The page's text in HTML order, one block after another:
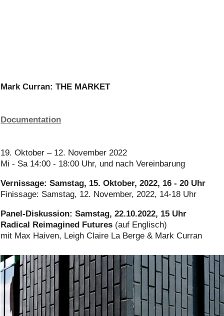
Mark Curran: THE MARKET
Documentation
19. Oktober – 12. November 2022
Mi - Sa 14:00 - 18:00 Uhr, und nach Vereinbarung
Vernissage: Samstag, 15. Oktober, 2022, 16 - 20 Uhr
Finissage: Samstag, 12. November, 2022, 14-18 Uhr
Panel-Diskussion: Samstag, 22.10.2022, 15 Uhr
Radical Reimagined Futures (auf Englisch)
mit Max Haiven, Leigh Claire La Berge & Mark Curran